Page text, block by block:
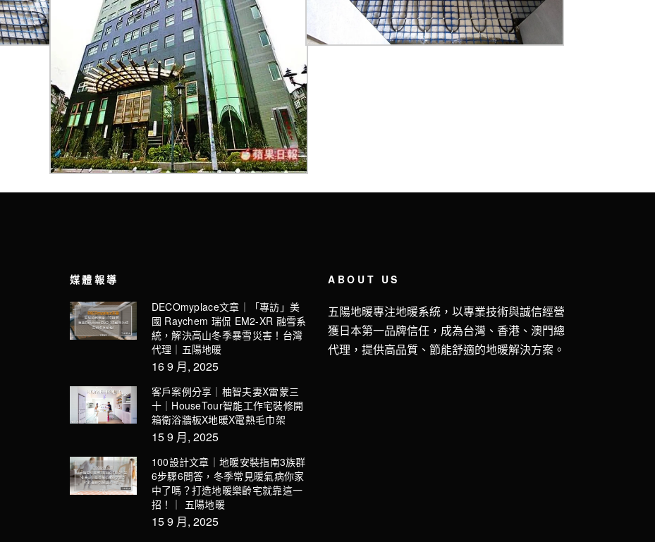
媒體報導
DECOmyplace文章｜「專訪」美
國 Raychem 瑞侃 EM2-XR 融雪系
統，解決高山冬季暴雪災害！台灣
代理｜五陽地暖
16 9 月, 2025
客戶案例分享｜柚智夫妻X雷蒙三
十｜HouseTour智能工作宅裝修開
箱衛浴牆板X地暖X電熱毛巾架
15 9 月, 2025
100設計文章｜地暖安裝指南3族群
6步驟6問答，冬季常見暖氣病你家
中了嗎？打造地暖樂齡宅就靠這一
招！｜ 五陽地暖
15 9 月, 2025
ABOUT US
五陽地暖專注地暖系統，以專業技術與誠信經營
獲日本第一品牌信任，成為台灣、香港、澳門總
代理，提供高品質、節能舒適的地暖解決方案。